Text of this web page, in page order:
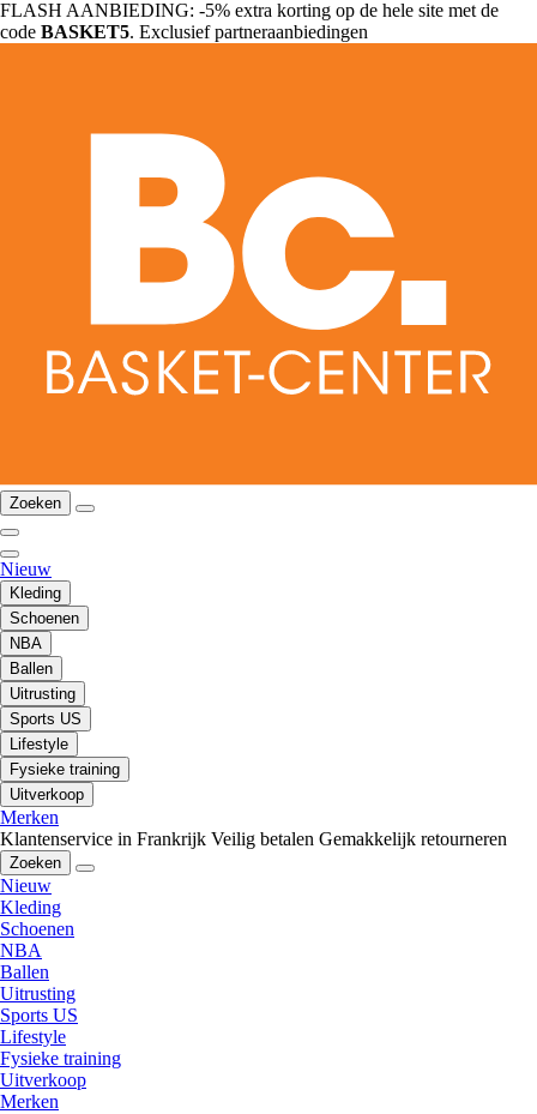
FLASH AANBIEDING: -5% extra korting op de hele site met de
code BASKET5. Exclusief partneraanbiedingen
Zoeken
Nieuw
Kleding
Schoenen
NBA
Ballen
Uitrusting
Sports US
Lifestyle
Fysieke training
Uitverkoop
Merken
Klantenservice in Frankrijk Veilig betalen Gemakkelijk retourneren
Zoeken
Nieuw
Kleding
Schoenen
NBA
Ballen
Uitrusting
Sports US
Lifestyle
Fysieke training
Uitverkoop
Merken